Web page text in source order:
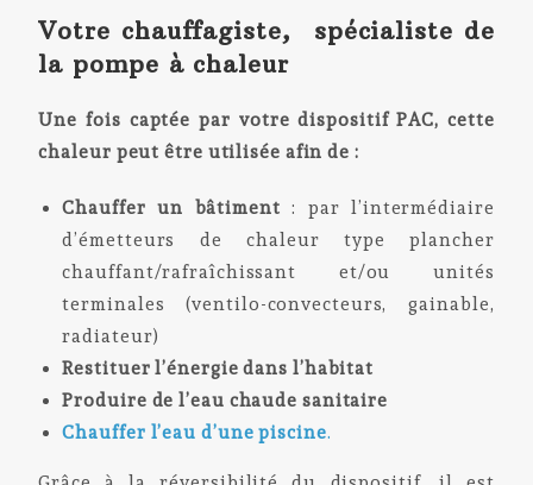
Votre chauffagiste, spécialiste de
la pompe à chaleur
Une fois captée par votre dispositif PAC, cette
chaleur peut être utilisée afin de :
Chauffer un bâtiment: par l’intermédiaire
d’émetteurs de chaleur type plancher
chauffant/rafraîchissant et/ou unités
terminales (ventilo-convecteurs, gainable,
radiateur)
Restituer l’énergie dans l’habitat
Produire de l’eau chaude sanitaire
Chauffer l’eau d’une piscine.